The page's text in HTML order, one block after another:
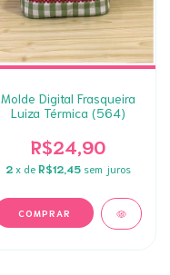
Molde Digital Frasqueira
Luiza Térmica (564)
R$24,90
2 x de R$12,45 sem juros